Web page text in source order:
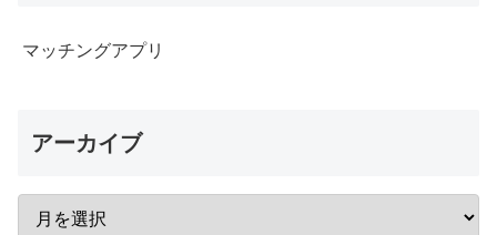
マッチングアプリ
アーカイブ